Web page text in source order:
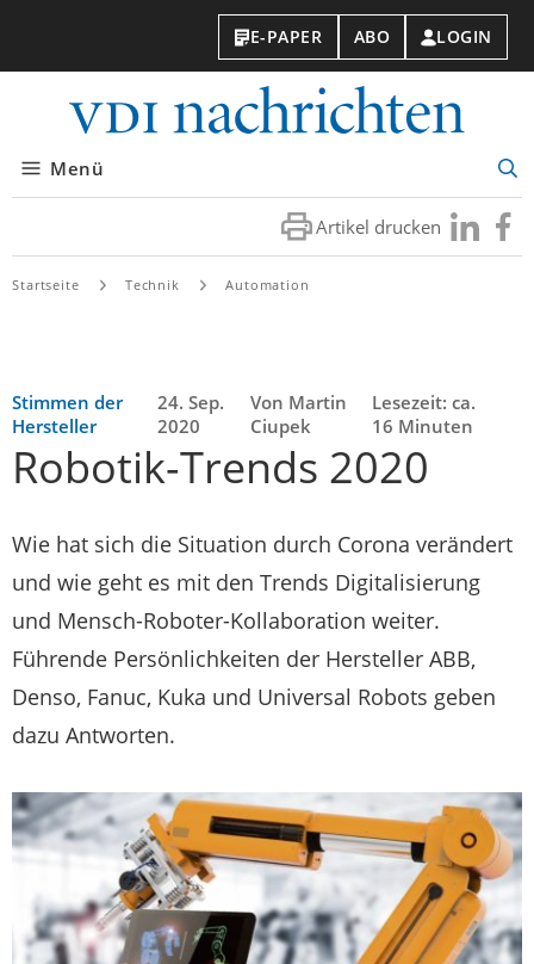
E-PAPER ABO LOGIN
Menü
Artikel drucken Besuchen
Sie
Sie
Startseite Technik Automation
Stimmen der
Hersteller
24. Sep.
2020
Von Martin
Ciupek
Lesezeit: ca.
16 Minuten
Robotik-Trends 2020
Wie hat sich die Situation durch Corona verändert
und wie geht es mit den Trends Digitalisierung
und Mensch-Roboter-Kollaboration weiter.
Führende Persönlichkeiten der Hersteller ABB,
Denso, Fanuc, Kuka und Universal Robots geben
dazu Antworten.